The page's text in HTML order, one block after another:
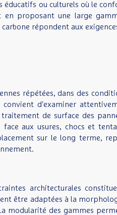
ou culturels où le
proposant une large
répondent aux
répétées, dans des
d'examiner
de surface des
aux usures, chocs et
sur le long terme,
architecturales
être adaptées à la
modularité des gammes